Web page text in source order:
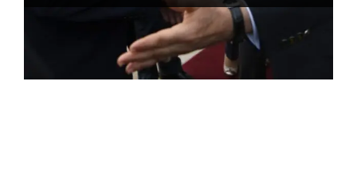
ROSE VALLAND, HEROÏNE DE LA RESISTANCE